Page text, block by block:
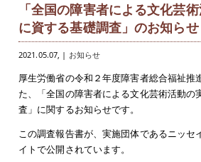
「全国の障害者による文化芸
に資する基礎調査」のお知らせ
2021.05.07, | お知らせ
厚生労働省の令和２年度障害者総合福祉推
た、「全国の障害者による文化芸術活動の
査」に関するお知らせです。
この調査報告書が、実施団体であるニッセ
イトで公開されています。